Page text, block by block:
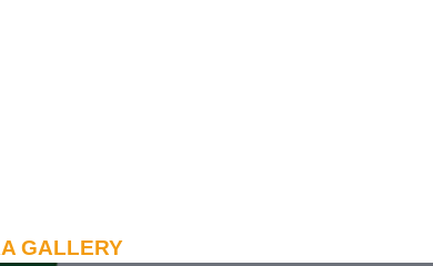
GALLERY